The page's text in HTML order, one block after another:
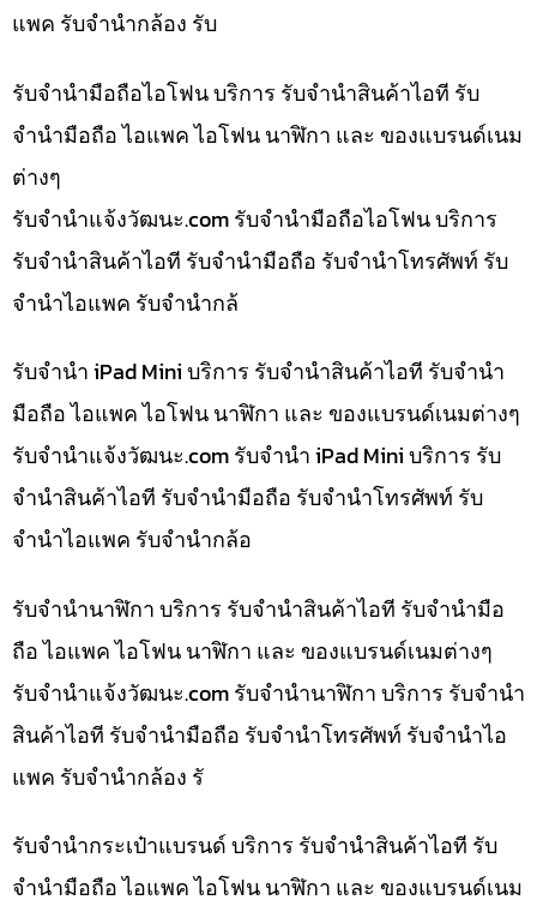
แพค รับจำนำกล้อง รับ
รับจำนำมือถือไอโฟน บริการ รับจำนำสินค้าไอที รับ
จำนำมือถือ ไอแพค ไอโฟน นาฬิกา และ ของแบรนด์เนม
ต่างๆ
รับจํานําแจ้งวัฒนะ.com รับจำนำมือถือไอโฟน บริการ
รับจำนำสินค้าไอที รับจำนำมือถือ รับจำนำโทรศัพท์ รับ
จำนำไอแพค รับจำนำกล้
รับจำนำ iPad Mini บริการ รับจำนำสินค้าไอที รับจำนำ
มือถือ ไอแพค ไอโฟน นาฬิกา และ ของแบรนด์เนมต่างๆ
รับจํานําแจ้งวัฒนะ.com รับจำนำ iPad Mini บริการ รับ
จำนำสินค้าไอที รับจำนำมือถือ รับจำนำโทรศัพท์ รับ
จำนำไอแพค รับจำนำกล้อ
รับจำนำนาฬิกา บริการ รับจำนำสินค้าไอที รับจำนำมือ
ถือ ไอแพค ไอโฟน นาฬิกา และ ของแบรนด์เนมต่างๆ
รับจํานําแจ้งวัฒนะ.com รับจำนำนาฬิกา บริการ รับจำนำ
สินค้าไอที รับจำนำมือถือ รับจำนำโทรศัพท์ รับจำนำไอ
แพค รับจำนำกล้อง รั
รับจำนำกระเป๋าแบรนด์ บริการ รับจำนำสินค้าไอที รับ
จำนำมือถือ ไอแพค ไอโฟน นาฬิกา และ ของแบรนด์เนม